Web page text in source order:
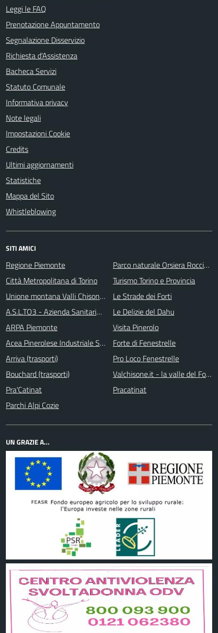
Leggi le FAQ
Prenotazione Appuntamento
Segnalazione Disservizio
Richiesta d'Assistenza
Bacheca Servizi
Statuto Comunale
Informativa privacy
Note legali
Impostazioni Cookie
Credits
Ultimi aggiornamenti
Statistiche
Mappa del Sito
Whistleblowing
SITI AMICI
Regione Piemonte
Città Metropolitana di Torino
Unione montana Valli Chisone e Germanasca
A.S.L.TO3 - Azienda Sanitaria Locale di Collegno e Pinerolo
ARPA Piemonte
Acea Pinerolese Industriale SpA
Arriva (trasporti)
Bouchard (trasporti)
Pra'Catinat
Parchi Alpi Cozie
Parco naturale Orsiera Rocciavrè
Turismo Torino e Provincia
Le Strade dei Forti
Le Delizie del Dahu
Visita Pinerolo
Forte di Fenestrelle
Pro Loco Fenestrelle
Valchisone.it - la valle del Forte
Pracatinat
UN GRAZIE A...